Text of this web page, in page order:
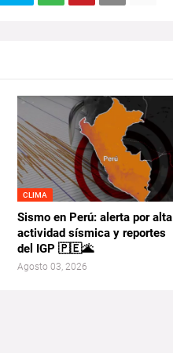
CLIMA
Sismo en Perú: alerta por alta
actividad sísmica y reportes
del IGP 🇵🇪🌋
Agosto 03, 2026